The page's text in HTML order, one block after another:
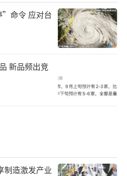
”命令 应对台
新品频出竞
造激发产业